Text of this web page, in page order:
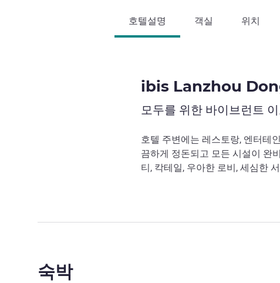
호텔설명 객실 위치
ibis Lanzhou
모두를 위한 바이브런트
호텔 주변에는 레스토랑, 엔터테
끔하게 정돈되고 모든 시설이 완
티, 칵테일, 우아한 로비, 세심한
숙박